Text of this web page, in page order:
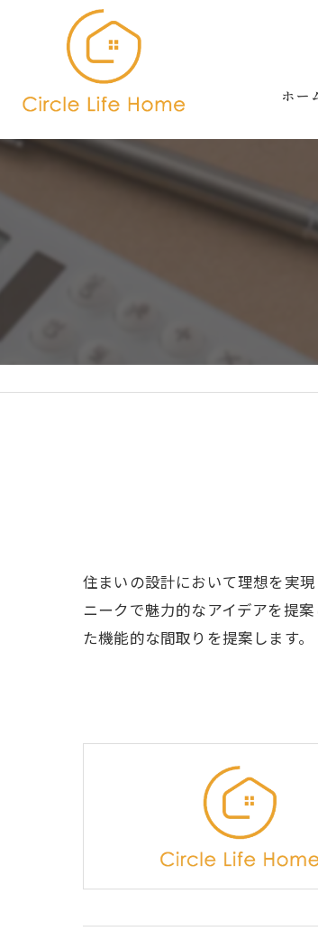
ホー
住まいの設計において理想を実
ニークで魅力的なアイデアを提
た機能的な間取りを提案します。